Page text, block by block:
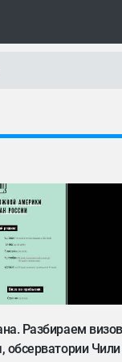
Разбираем
Чили